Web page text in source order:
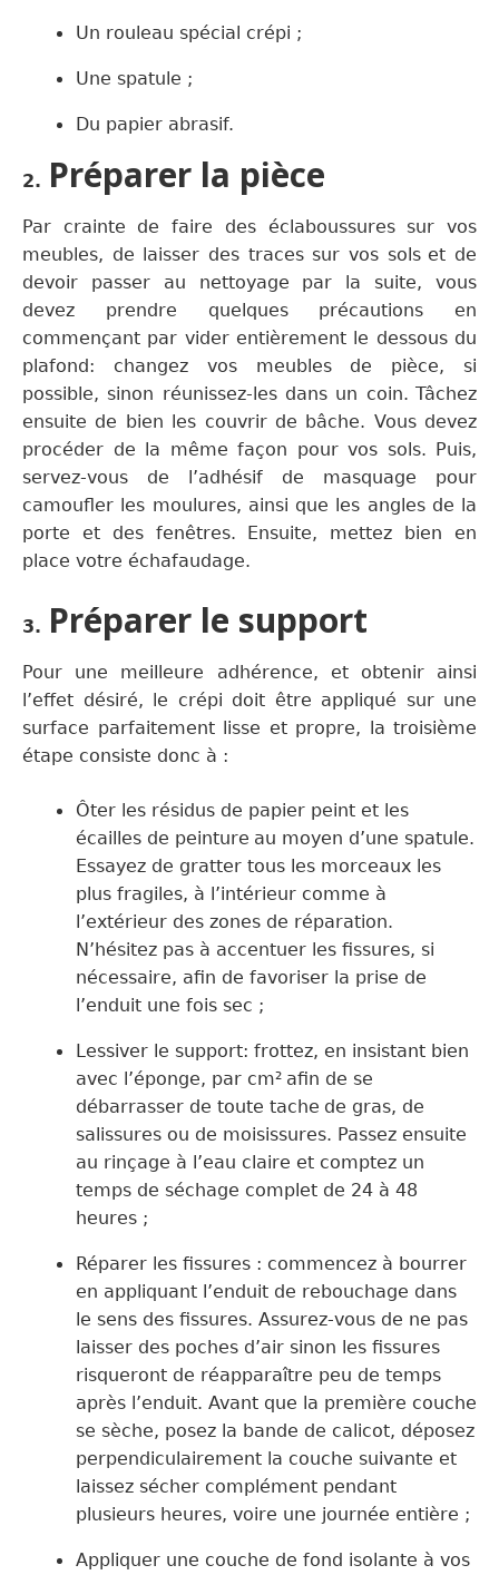
Un rouleau spécial crépi ;
Une spatule ;
Du papier abrasif.
2. Préparer la pièce
Par crainte defaire des éclaboussuressur vos
meubles, de laisser des traces sur vos sols et de
devoir passer au nettoyage par la suite, vous
devez prendre quelques précautions en
commençant par vider entièrement l e dessous du
plafond: changez vos meubles de pièce,si
possible, sinon réunissez-lesdans un coin. Tâchez
ensuite de bien les couvrir de bâche. Vous devez
procéder de la même façon pour vos sols.
Puis,
servez-vous de l’adhésif de masquage pour
camoufler les moulures, ainsi que les angles de la
porte et des fenêtres.
Ensuite, mettez bien en
place votre échafaudage.
3. Préparer le support
Pour une meilleure adhérence, et obtenir ainsi
l’effet désiré, le crépi doit être appliqué sur une
surface parfaitement lisse et propre,
la troisième
étape consiste donc à :
Ôter les résidus de papier peint et les
écailles de peinture au moyen d’une spatule.
Essayez de gratter tous les morceaux les
plus fragiles, à l’intérieur comme à
l’extérieur des zones de réparation.
N’hésitez pas à accentuer les fissures, si
nécessaire, afin de favoriser la prise de
l’enduit une fois sec ;
Lessiver le support: frottez, en insistant bien
avec l’éponge, par cm² afin de se
débarrasser de toute tache de gras, de
salissures ou de moisissures. Passez ensuite
au rinçage à l’eau claire et comptez un
temps de séchage complet de 24 à 48
heures ;
Réparer les fissures : commencez à bourrer
en appliquant l’enduit de rebouchage dans
le sens des fissures. Assurez-vous de ne pas
laisser des poches d’air sinon les fissures
risqueront de réapparaître peu de temps
après l’enduit. Avant que la première couche
se sèche, posez la bande de calicot, déposez
perpendiculairement la couche suivante et
laissez sécher complément pendant
plusieurs heures, voire une journée entière ;
Appliquer une couche de fond isolante à vos